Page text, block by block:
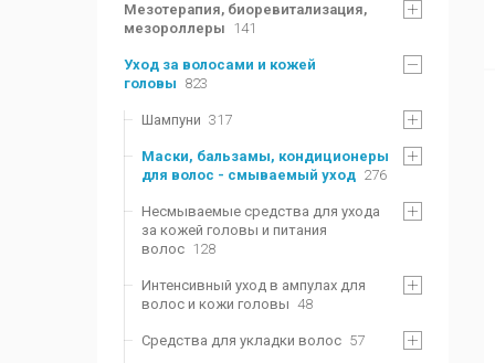
Мезотерапия, биоревитализация,
мезороллеры 141
Уход за волосами и кожей
головы 823
Шампуни 317
Маски, бальзамы, кондиционеры
для волос - смываемый уход 276
Несмываемые средства для ухода
за кожей головы и питания
волос 128
Интенсивный уход в ампулах для
волос и кожи головы 48
Средства для укладки волос 57